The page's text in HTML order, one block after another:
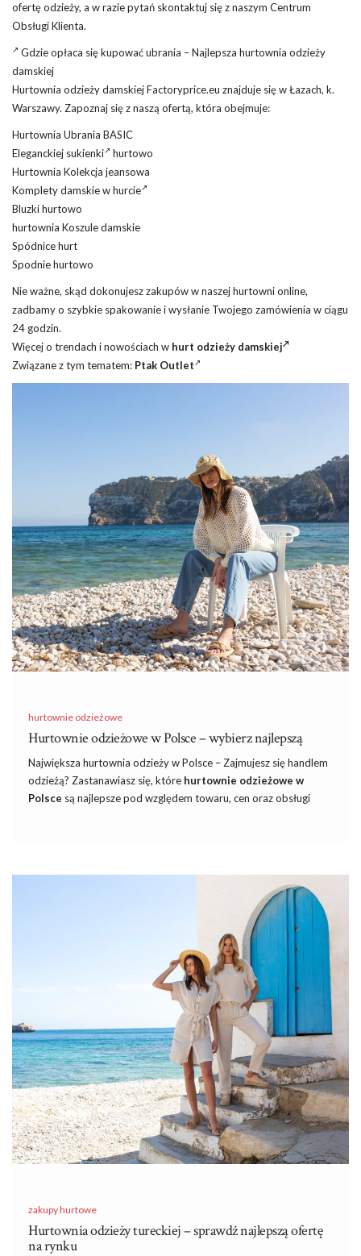
ofertę odzieży, a w razie pytań skontaktuj się z naszym Centrum
Obsługi Klienta.
Gdzie opłaca się kupować ubrania – Najlepsza hurtownia odzieży
damskiej
Hurtownia odzieży damskiej Factoryprice.eu znajduje się w Łazach, k.
Warszawy. Zapoznaj się z naszą ofertą, która obejmuje:
Hurtownia Ubrania BASIC
Eleganckiej sukienki
hurtowo
Hurtownia Kolekcja jeansowa
Komplety damskie w hurcie
Bluzki hurtowo
hurtownia Koszule damskie
Spódnice hurt
Spodnie hurtowo
Nie ważne, skąd dokonujesz zakupów w naszej hurtowni online,
zadbamy o szybkie spakowanie i wysłanie Twojego zamówienia w ciągu
24 godzin.
Więcej o trendach i nowościach w hurt odzieży damskiej
Związane z tym tematem: Ptak Outlet
hurtownie odzieżowe
Hurtownie odzieżowe w Polsce – wybierz najlepszą
Największa hurtownia odzieży w Polsce – Zajmujesz się handlem
odzieżą? Zastanawiasz się, które hurtownie odzieżowe w
Polsce są najlepsze pod względem towaru, cen oraz obsługi
Stacjonarne czy internetowe – które
hurtownie odzieżowe w Polsce wybrać?
Rynek odzieżowy w Polsce rozwija się bardzo prężnie, aby
sprostać współczesnemu zapotrzebowaniu na odzież. Ubrania
zawsze będą potrzebne, zatem nic dziwnego, że hurtownia
odzieży to bardzo popularny rodzaj działalności biznesowej w
naszym kraju. Każdy handlarz odzieżą potrzebuje w swej pracy
regularnych dostaw towaru, dlatego naturalnie poszukuje dobrej
i możliwie najtańszej hurtowni ubrań.Hurtownie …
zakupy hurtowe
Hurtownia odzieży tureckiej – sprawdź najlepszą ofertę
na rynku